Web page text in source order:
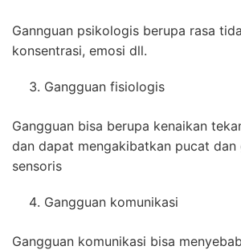
Gannguan psikologis berupa rasa
konsentrasi, emosi dll.
Gangguan fisiologis
Gangguan bisa berupa kenaikan
dan dapat mengakibatkan pucat dan
sensoris
Gangguan komunikasi
Gangguan komunikasi bisa